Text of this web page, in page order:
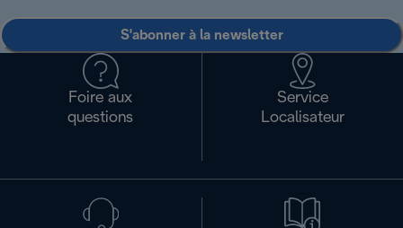
S'abonner à la newsletter
Foire aux
questions
Service
Localisateur